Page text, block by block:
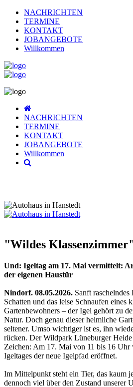
NACHRICHTEN
TERMINE
KONTAKT
JOBANGEBOTE
Willkommen
NACHRICHTEN
TERMINE
KONTAKT
JOBANGEBOTE
Willkommen
"Wildes
Und: Igeltag am 17. Mai vermittelt:
der eigenen Haustür
Nindorf. 08.05.2026. Sanft
Schatten und das leise Schnaufen eines
Gartenbewohners – der Igel gehört zu
Natur. Doch genau dieser heimliche
seltener. Umso wichtiger ist es, ihn
rücken. Der Wildpark Lüneburger Heide
Zeichen: Am 17. Mai von 11 bis 16 Uhr
Igeltages der neue Igelpfad eröffnet.
Im Mittelpunkt steht ein Tier, das kaum
dennoch viel über den Zustand unserer